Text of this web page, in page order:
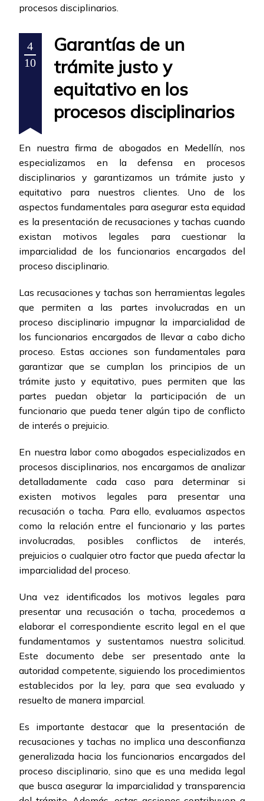
procesos disciplinarios.
4
10
Garantías de un
trámite justo y
equitativo en los
procesos disciplinarios
En nuestra firma de abogados en Medellín, nos
especializamos en la defensa en procesos
disciplinarios y garantizamos un trámite justo y
equitativo para nuestros clientes. Uno de los
aspectos fundamentales para asegurar esta equidad
es la presentación de recusaciones y tachas cuando
existan motivos legales para cuestionar la
imparcialidad de los funcionarios encargados del
proceso disciplinario.
Las recusaciones y tachas son herramientas legales
que permiten a las partes involucradas en un
proceso disciplinario impugnar la imparcialidad de
los funcionarios encargados de llevar a cabo dicho
proceso. Estas acciones son fundamentales para
garantizar que se cumplan los principios de un
trámite justo y equitativo, pues permiten que las
partes puedan objetar la participación de un
funcionario que pueda tener algún tipo de conflicto
de interés o prejuicio.
En nuestra labor como abogados especializados en
procesos disciplinarios, nos encargamos de analizar
detalladamente cada caso para determinar si
existen motivos legales para presentar una
recusación o tacha. Para ello, evaluamos aspectos
como la relación entre el funcionario y las partes
involucradas, posibles conflictos de interés,
prejuicios o cualquier otro factor que pueda afectar la
imparcialidad del proceso.
Una vez identificados los motivos legales para
presentar una recusación o tacha, procedemos a
elaborar el correspondiente escrito legal en el que
fundamentamos y sustentamos nuestra solicitud.
Este documento debe ser presentado ante la
autoridad competente, siguiendo los procedimientos
establecidos por la ley, para que sea evaluado y
resuelto de manera imparcial.
Es importante destacar que la presentación de
recusaciones y tachas no implica una desconfianza
generalizada hacia los funcionarios encargados del
proceso disciplinario, sino que es una medida legal
que busca asegurar la imparcialidad y transparencia